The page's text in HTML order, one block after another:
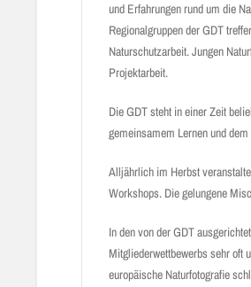
und Erfahrungen rund um die
Regionalgruppen der GDT
Naturschutzarbeit. Jungen
Projektarbeit.
Die GDT steht in einer Zeit
gemeinsamem Lernen und
Alljährlich im Herbst
Workshops. Die gelungene
In den von der GDT
Mitgliederwettbewerbs sehr oft
europäische Naturfotografie